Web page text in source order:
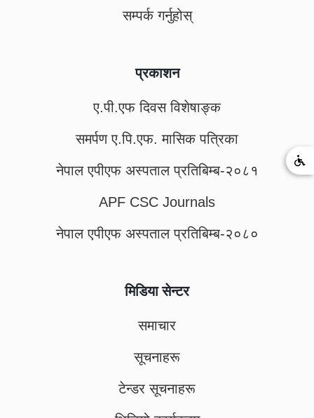
सम्पर्क गर्नुहोस्
प्रकाशन
ए.पी.एफ दिवस विशेषाङ्क
समर्पण ए.पि.एफ. मासिक पत्रिका
नेपाल एपीएफ अस्पताल प्रतिबिम्ब-२०८१
APF CSC Journals
नेपाल एपीएफ अस्पताल प्रतिबिम्ब-२०८०
मिडिया सेन्टर
समाचार
सूचनाहरू
टेन्डर सूचनाहरू